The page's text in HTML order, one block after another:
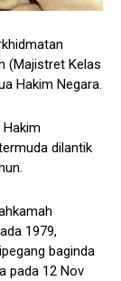
(Majistret Kelas
Hakim Negara.
dilantik
1979,
baginda
pada 12 Nov